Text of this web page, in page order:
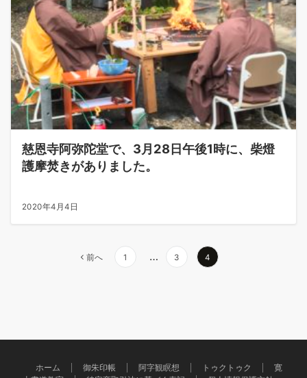
慈恩寺阿弥陀堂で、3月28日午後1時に、柴燈
護摩焚きがありました。
2020年4月4日
ジ
前へ 1 … 3 4
ホーム 御朱印帳 阿字観瞑想 トゥクトゥク
寛